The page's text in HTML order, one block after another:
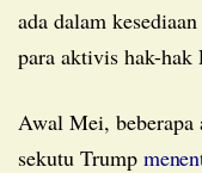
ada dalam
para aktivis hak-hak
Awal Mei, beberapa anggota parlemen sayap kanan dan
sekutu Trump